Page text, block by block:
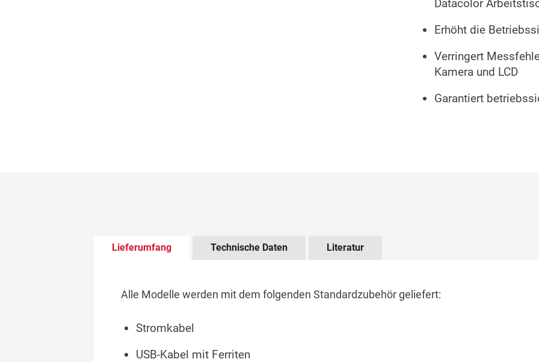
Datacolor
Erhöht die
Verringert
Kamera und LCD
Garantiert
Lieferumfang Technische Daten Literatur
Alle Modelle werden mit dem folgenden Standardzubehör geliefert:
Stromkabel
USB-Kabel mit Ferriten